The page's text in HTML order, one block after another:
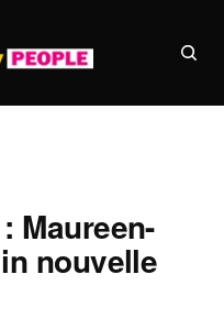
Maureen-
nouvelle